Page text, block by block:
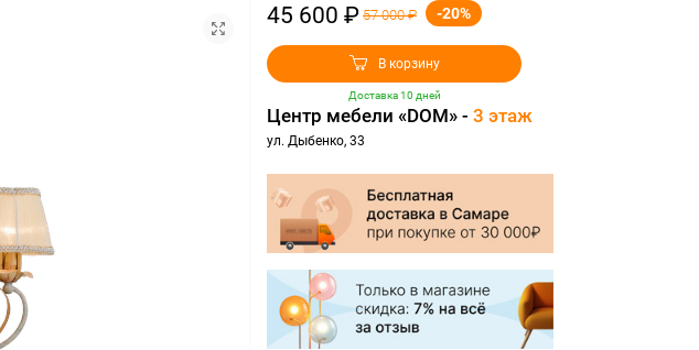
45 600 ₽ 57 000 ₽ -20%
В корзину
Доставка 10 дней
Центр мебели «DOM» - 3 этаж
ул. Дыбенко, 33